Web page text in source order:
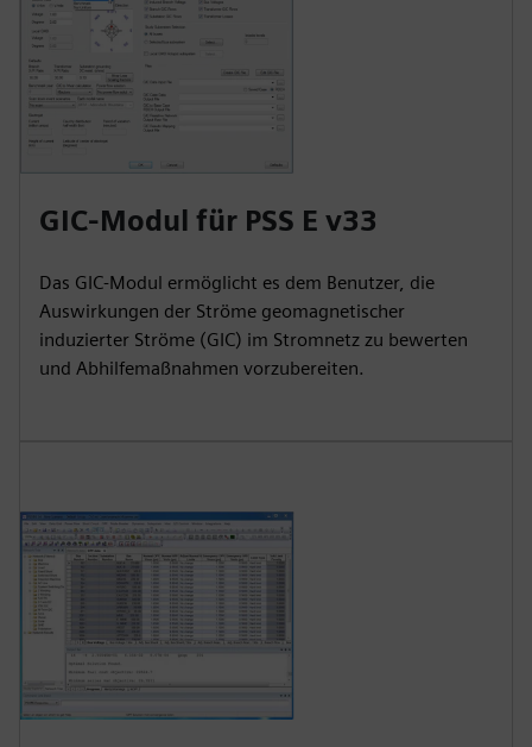
GIC-Modul für PSS E v33
Das GIC-Modul ermöglicht es dem Benutzer, die
Auswirkungen der Ströme geomagnetischer
induzierter Ströme (GIC) im Stromnetz zu bewerten
und Abhilfemaßnahmen vorzubereiten.